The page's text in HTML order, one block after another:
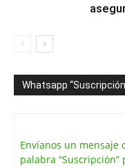
Whatsapp
Envíanos un mensaje
palabra